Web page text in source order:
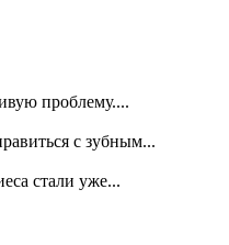
проблему....
с зубным...
стали уже...